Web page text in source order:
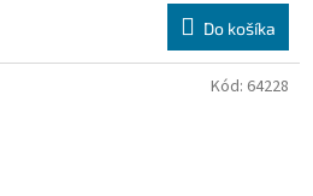
Do košíka
Kód: 64228